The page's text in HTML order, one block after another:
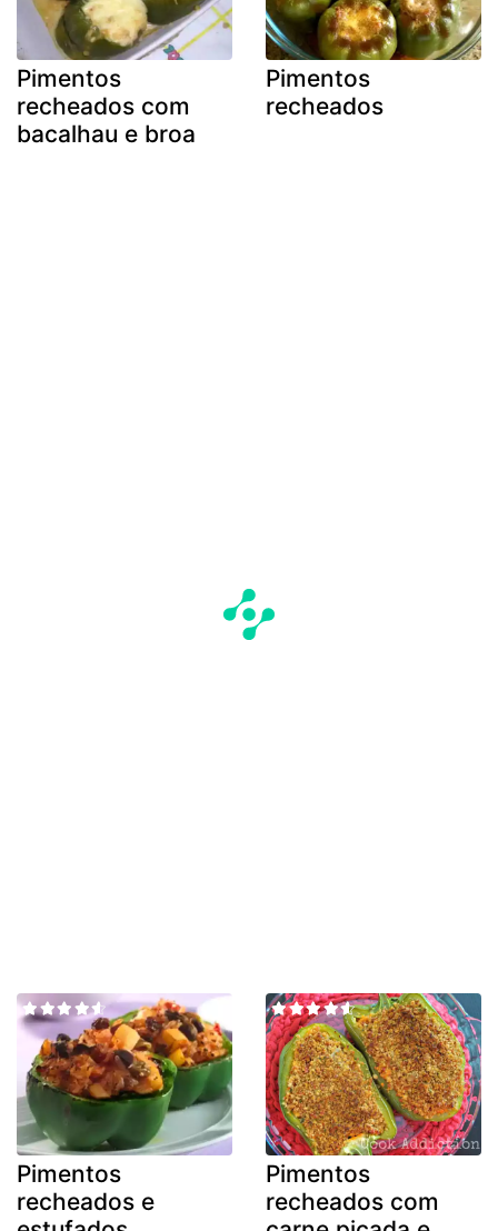
Pimentos
recheados com
bacalhau e broa
Pimentos
recheados
Pimentos
recheados e
Pimentos
recheados com